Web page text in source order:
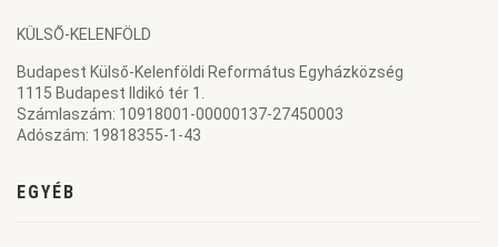
KÜLSŐ-KELENFÖLD
Budapest Külső-Kelenföldi Református Egyházközség
1115 Budapest Ildikó tér 1.
Számlaszám: 10918001-00000137-27450003
Adószám: 19818355-1-43
EGYÉB